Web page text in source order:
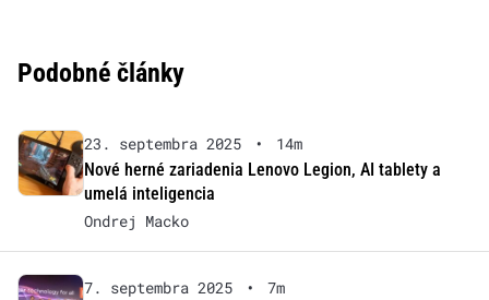
Podobné články
23. septembra 2025 •
14m
Nové herné zariadenia Lenovo Legion, AI tablety a
umelá inteligencia
Ondrej Macko
7. septembra 2025 •
7m